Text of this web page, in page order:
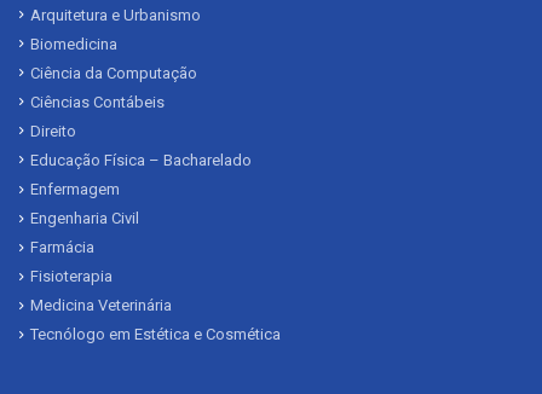
Arquitetura e Urbanismo
Biomedicina
Ciência da Computação
Ciências Contábeis
Direito
Educação Física – Bacharelado
Enfermagem
Engenharia Civil
Farmácia
Fisioterapia
Medicina Veterinária
Tecnólogo em Estética e Cosmética